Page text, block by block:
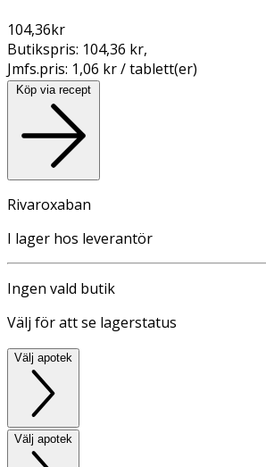
104,36kr
Butikspris: 104,36 kr,
Jmfs.pris: 1,06 kr / tablett(er)
Köp via recept
Rivaroxaban
I lager hos leverantör
Ingen vald butik
Välj för att se lagerstatus
Välj apotek
Välj apotek